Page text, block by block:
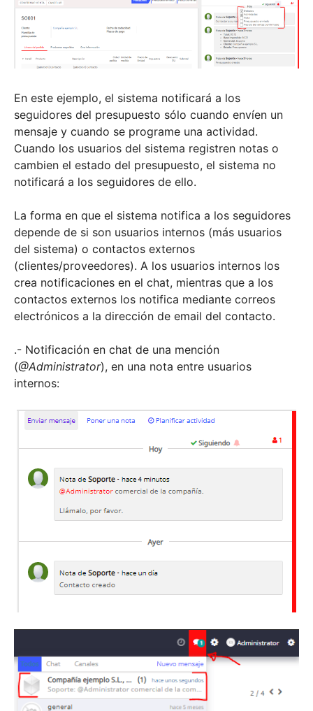
En este ejemplo, el sistema notificará a los
seguidores del presupuesto sólo cuando envíen un
mensaje y cuando se programe una actividad.
Cuando los usuarios del sistema registren notas o
cambien el estado del presupuesto, el sistema no
notificará a los seguidores de ello.
La forma en que el sistema notifica a los seguidores
depende de si son usuarios internos (más usuarios
del sistema) o contactos externos
(clientes/proveedores). A los usuarios internos los
crea notificaciones en el chat, mientras que a los
contactos externos los notifica mediante correos
electrónicos a la dirección de email del contacto.
.- Notificación en chat de una mención
(@Administrator), en una nota entre usuarios
internos: